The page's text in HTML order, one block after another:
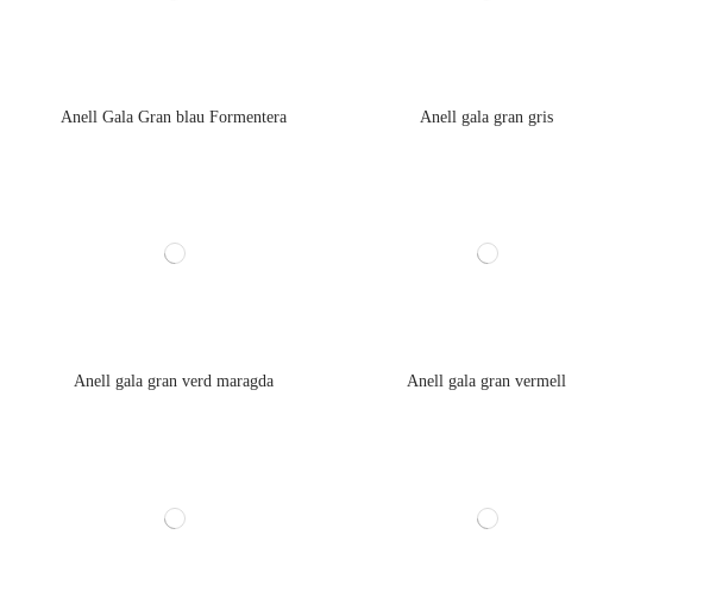
Anell Gala Gran blau Formentera Anell gala gran gris
Anell gala gran verd maragda Anell gala gran vermell